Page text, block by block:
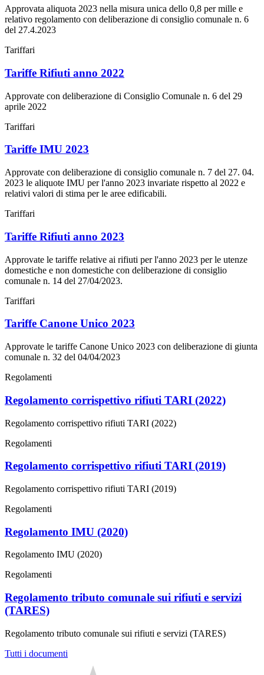
Approvata aliquota 2023 nella misura unica dello 0,8 per mille e
relativo regolamento con deliberazione di consiglio comunale n. 6
del 27.4.2023
Tariffari
Tariffe Rifiuti anno 2022
Approvate con deliberazione di Consiglio Comunale n. 6 del 29
aprile 2022
Tariffari
Tariffe IMU 2023
Approvate con deliberazione di consiglio comunale n. 7 del 27. 04.
2023 le aliquote IMU per l'anno 2023 invariate rispetto al 2022 e
relativi valori di stima per le aree edificabili.
Tariffari
Tariffe Rifiuti anno 2023
Approvate le tariffe relative ai rifiuti per l'anno 2023 per le utenze
domestiche e non domestiche con deliberazione di consiglio
comunale n. 14 del 27/04/2023.
Tariffari
Tariffe Canone Unico 2023
Approvate le tariffe Canone Unico 2023 con deliberazione di giunta
comunale n. 32 del 04/04/2023
Regolamenti
Regolamento corrispettivo rifiuti TARI (2022)
Regolamento corrispettivo rifiuti TARI (2022)
Regolamenti
Regolamento corrispettivo rifiuti TARI (2019)
Regolamento corrispettivo rifiuti TARI (2019)
Regolamenti
Regolamento IMU (2020)
Regolamento IMU (2020)
Regolamenti
Regolamento tributo comunale sui rifiuti e servizi
(TARES)
Regolamento tributo comunale sui rifiuti e servizi (TARES)
Tutti i documenti